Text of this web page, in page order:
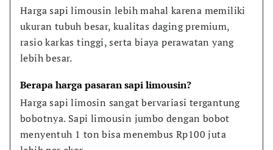
Harga sapi limousin lebih mahal karena memiliki
ukuran tubuh besar, kualitas daging premium,
rasio karkas tinggi, serta biaya perawatan yang
lebih besar.
Berapa harga pasaran sapi limousin?
Harga sapi limosin sangat bervariasi tergantung
bobotnya. Sapi limousin jumbo dengan bobot
menyentuh 1 ton bisa menembus Rp100 juta